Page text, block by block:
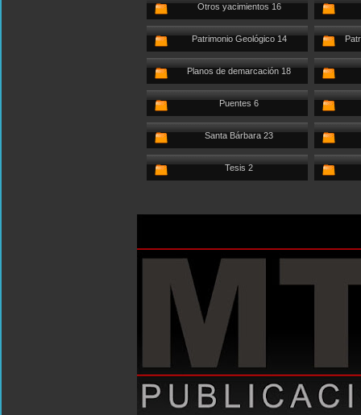
Otros yacimientos 16
Patrimonio Geológico 14
Planos de demarcación 18
Puentes 6
Santa Bárbara 23
Tesis 2